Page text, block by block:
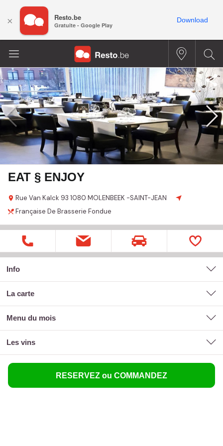
EAT § ENJOY
Rue Van Kalck 93 1080 MOLENBEEK -SAINT-JEAN
Française De Brasserie Fondue
Info
la carte
menu du mois
les vins
RESERVEZ ou COMMANDEZ
× Resto.be
Gratuite - Google Play
Download